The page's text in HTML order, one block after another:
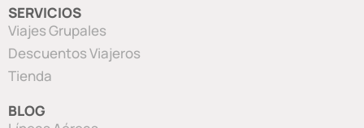
SERVICIOS
Viajes Grupales
Descuentos Viajeros
Tienda
BLOG